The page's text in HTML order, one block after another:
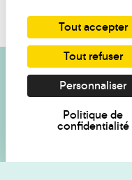
Je
Tout accepter
Tout refuser
Personnaliser
Politique de
confidentialité